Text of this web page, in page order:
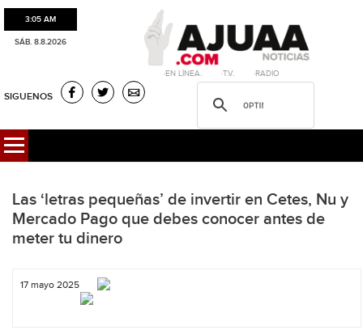
3:05 AM
SÁB. 8.8.2026
·EN LÍNEA. ·T.V. ·RADIO
SIGUENOS
Las ‘letras pequeñas’ de invertir en Cetes, Nu y
Mercado Pago que debes conocer antes de
meter tu dinero
17 mayo 2025